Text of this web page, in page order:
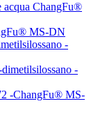
acqua ChangFu®
MS-DN
-
-
-ChangFu® MS-